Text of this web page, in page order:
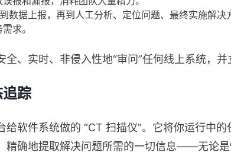
数据上报，再到人工分析、定位问题、最终实施解决
求。
、实时、非侵入性地“审问”任何线上系统，并
踪
软件系统做的 “CT 扫描仪”。它将你运行中
精确地提取解决问题所需的一切信息——无论是